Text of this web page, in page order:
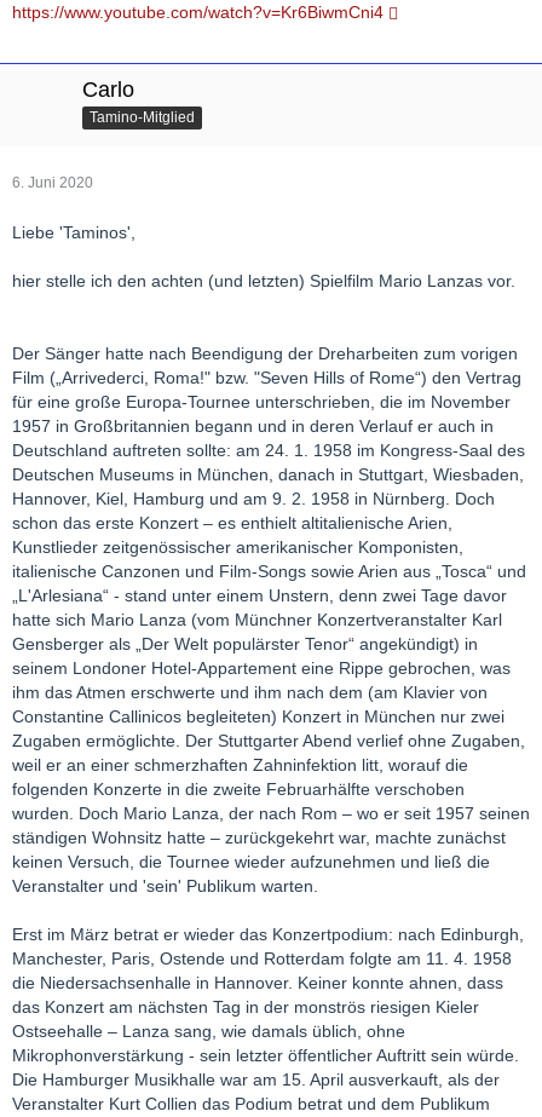
https://www.youtube.com/watch?v=Kr6BiwmCni4
Carlo
Tamino-Mitglied
6. Juni 2020
Liebe 'Taminos',
hier stelle ich den achten (und letzten) Spielfilm Mario Lanzas vor.
Der Sänger hatte nach Beendigung der Dreharbeiten zum vorigen
Film („Arrivederci, Roma!" bzw. "Seven Hills of Rome“) den Vertrag
für eine große Europa-Tournee unterschrieben, die im November
1957 in Großbritannien begann und in deren Verlauf er auch in
Deutschland auftreten sollte: am 24. 1. 1958 im Kongress-Saal des
Deutschen Museums in München, danach in Stuttgart, Wiesbaden,
Hannover, Kiel, Hamburg und am 9. 2. 1958 in Nürnberg. Doch
schon das erste Konzert – es enthielt altitalienische Arien,
Kunstlieder zeitgenössischer amerikanischer Komponisten,
italienische Canzonen und Film-Songs sowie Arien aus „Tosca“ und
„L'Arlesiana“ - stand unter einem Unstern, denn zwei Tage davor
hatte sich Mario Lanza (vom Münchner Konzertveranstalter Karl
Gensberger als „Der Welt populärster Tenor“ angekündigt) in
seinem Londoner Hotel-Appartement eine Rippe gebrochen, was
ihm das Atmen erschwerte und ihm nach dem (am Klavier von
Constantine Callinicos begleiteten) Konzert in München nur zwei
Zugaben ermöglichte. Der Stuttgarter Abend verlief ohne Zugaben,
weil er an einer schmerzhaften Zahninfektion litt, worauf die
folgenden Konzerte in die zweite Februarhälfte verschoben
wurden. Doch Mario Lanza, der nach Rom – wo er seit 1957 seinen
ständigen Wohnsitz hatte – zurückgekehrt war, machte zunächst
keinen Versuch, die Tournee wieder aufzunehmen und ließ die
Veranstalter und 'sein' Publikum warten.
Erst im März betrat er wieder das Konzertpodium: nach Edinburgh,
Manchester, Paris, Ostende und Rotterdam folgte am 11. 4. 1958
die Niedersachsenhalle in Hannover. Keiner konnte ahnen, dass
das Konzert am nächsten Tag in der monströs riesigen Kieler
Ostseehalle – Lanza sang, wie damals üblich, ohne
Mikrophonverstärkung - sein letzter öffentlicher Auftritt sein würde.
Die Hamburger Musikhalle war am 15. April ausverkauft, als der
Veranstalter Kurt Collien das Podium betrat und dem Publikum